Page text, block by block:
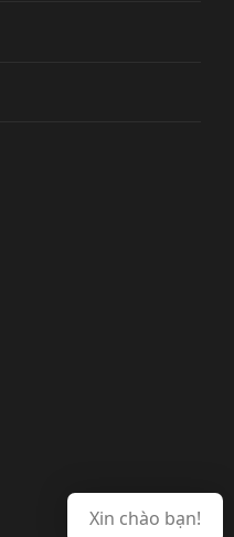
Xin chào bạn!